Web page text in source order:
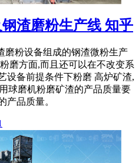
渣磨粉生产线 知乎
磨粉设备组成的钢渣微粉生产
磨方面,而且还可以在不改变系
设备前提条件下粉磨 高炉矿渣,
球磨机粉磨矿渣的产品质量要
产品质量。